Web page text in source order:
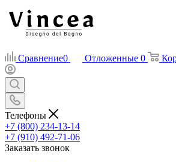
Сравнение0 Отложенные 0
Телефоны
+7 (800) 234-13-14
+7 (910) 492-71-06
Заказать звонок